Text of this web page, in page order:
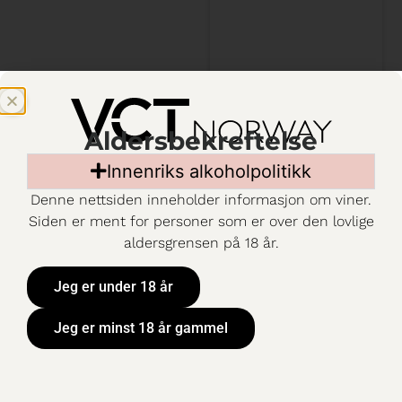
Aldersbekreftelse
Innenriks alkoholpolitikk
Denne nettsiden inneholder informasjon om viner.
Siden er ment for personer som er over den lovlige
aldersgrensen på 18 år.
Jeg er under 18 år
Jeg er minst 18 år gammel